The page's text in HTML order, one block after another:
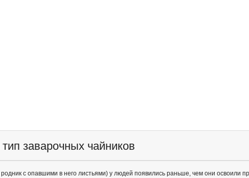
заварочных чайников
с опавшими в него листьями) у людей появились раньше, чем они освоили